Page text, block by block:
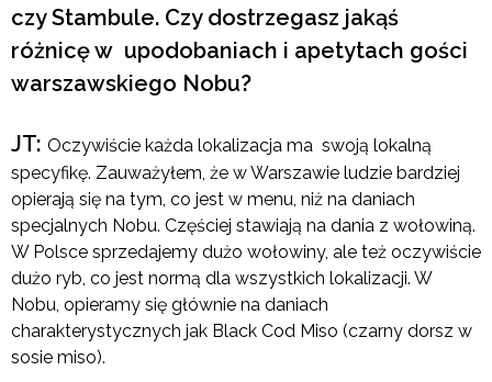
czy Stambule. Czy dostrzegasz jakąś
różnicę w upodobaniach i apetytach gości
warszawskiego Nobu?
JT: Oczywiście każda lokalizacja ma swoją lokalną
specyfikę. Zauważyłem, że w Warszawie ludzie bardziej
opierają się na tym, co jest w menu, niż na daniach
specjalnych Nobu. Częściej stawiają na dania z wołowiną.
W Polsce sprzedajemy dużo wołowiny, ale też oczywiście
dużo ryb, co jest normą dla wszystkich lokalizacji. W
Nobu, opieramy się głównie na daniach
charakterystycznych jak Black Cod Miso (czarny dorsz w
sosie miso).